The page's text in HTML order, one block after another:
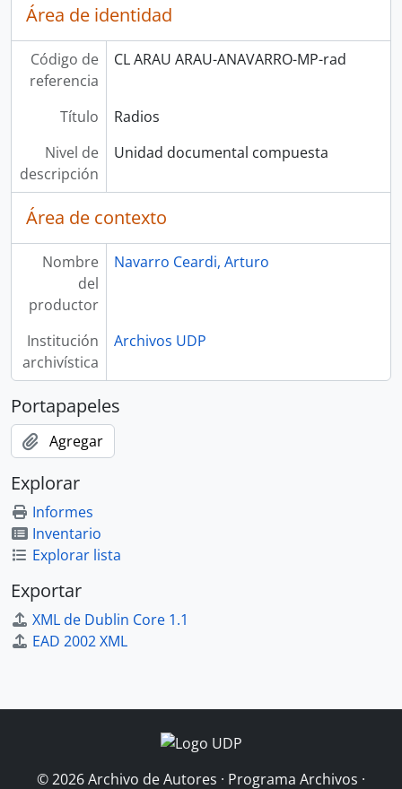
Área de identidad
Código de
referencia
CL ARAU ARAU-ANAVARRO-MP-rad
Título
Radios
Nivel de
descripción
Unidad documental compuesta
Área de contexto
Nombre
del
productor
Navarro Ceardi, Arturo
Institución
archivística
Archivos UDP
Portapapeles
Agregar
Explorar
Informes
Inventario
Explorar lista
Exportar
XML de Dublin Core 1.1
EAD 2002 XML
© 2026 Archivo de Autores · Programa Archivos ·